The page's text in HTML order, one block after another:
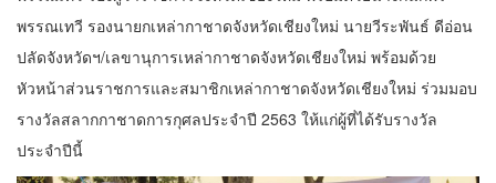
พรรณเทวี รองนายกเหล่ากาชาดจังหวัดเชียงใหม่ นายวีระพันธ์ ดีอ่อน
ปลัดจังหวัดฯ/เลขานุการเหล่ากาชาดจังหวัดเชียงใหม่ พร้อมด้วย
หัวหน้าส่วนราชการและสมาชิกเหล่ากาชาดจังหวัดเชียงใหม่ ร่วมมอบ
รางวัลสลากกาชาดการกุศลประจำปี 2563 ให้แก่ผู้ที่ได้รับรางวัล
ประจำปีนี้